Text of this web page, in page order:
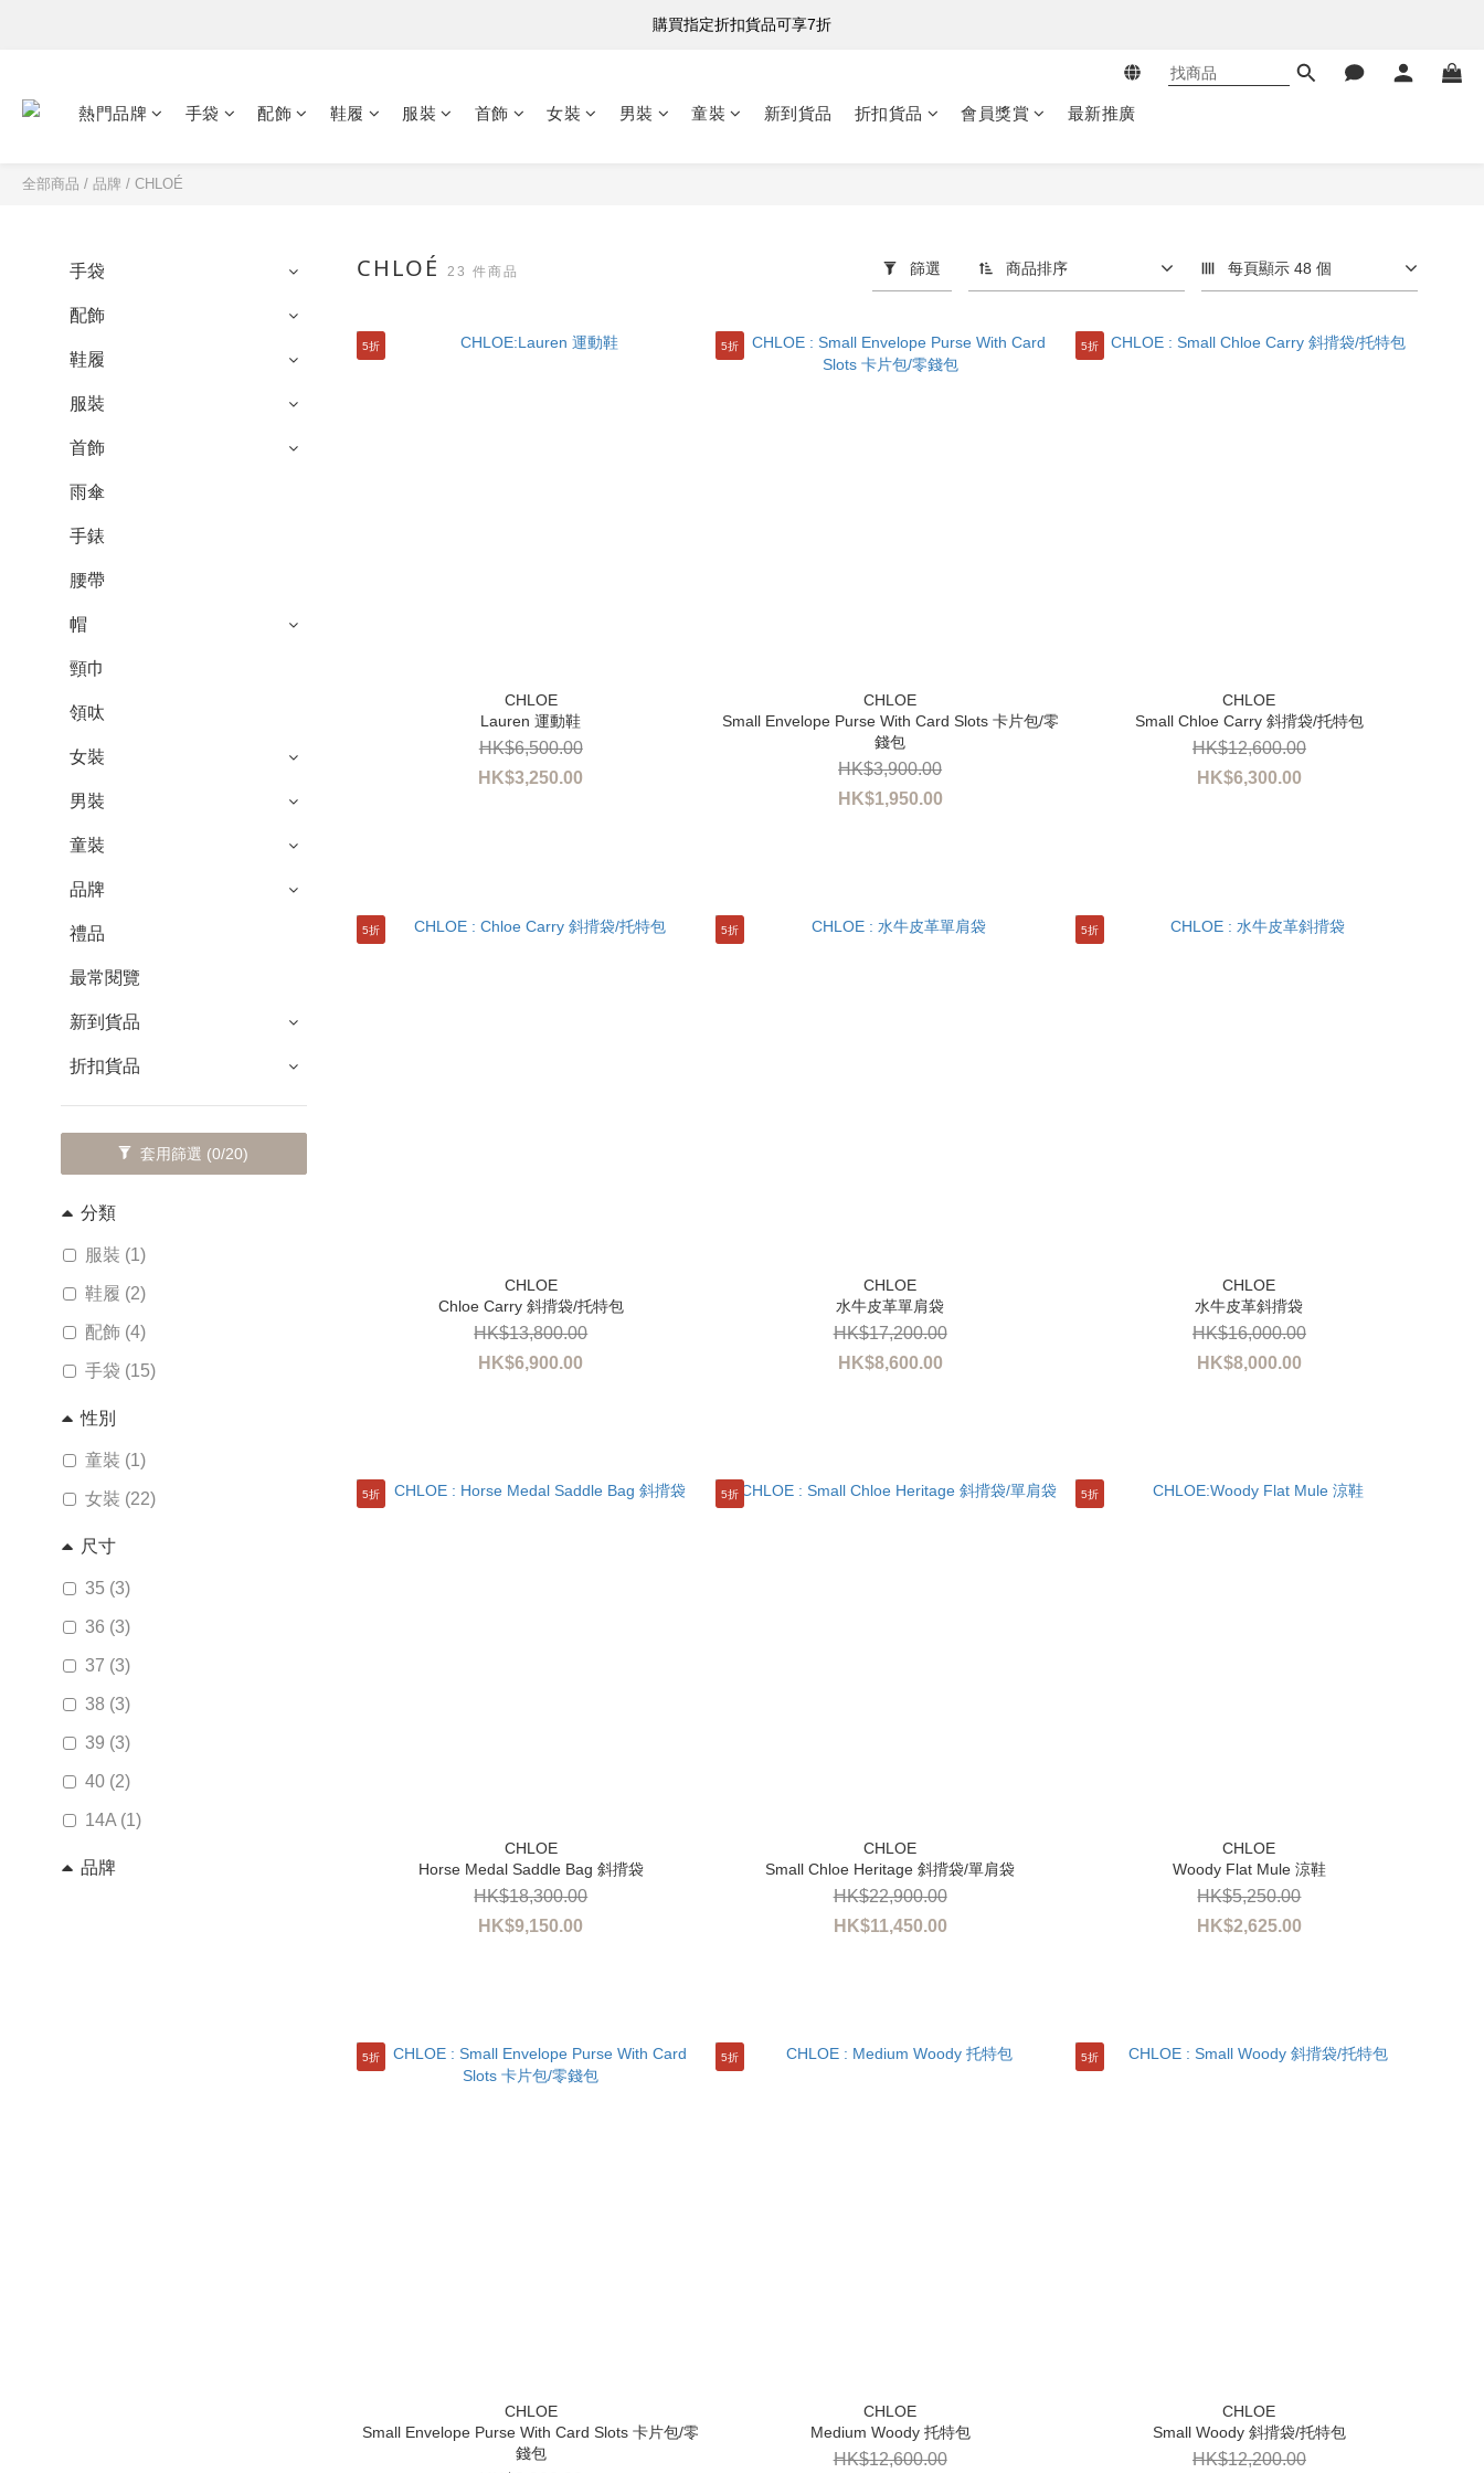
購買指定折扣貨品可享7折
購買指定折扣貨品可享7折
購買指定折扣貨品可享7折
熱門品牌 手袋 配飾 鞋履 服裝 首飾 女裝 男裝 童裝 新到貨品 折扣貨品 會員獎賞 最新推廣
全部商品 / 品牌 / CHLOÉ
手袋
配飾
鞋履
服裝
首飾
雨傘
手錶
腰帶
帽
頸巾
領呔
女裝
男裝
童裝
品牌
禮品
最常閱覽
新到貨品
折扣貨品
套用篩選 (0/20)
分類
服裝 (1)
鞋履 (2)
配飾 (4)
手袋 (15)
性別
童裝 (1)
女裝 (22)
尺寸
35 (3)
36 (3)
37 (3)
38 (3)
39 (3)
40 (2)
14A (1)
品牌
CHLOÉ23 件商品 篩選 商品排序 每頁顯示 48 個
5折
Lauren 運動鞋
HK$3,250.00
HK$6,500.00
5折
Small Envelope Purse With Card Slots 卡片包/零
錢包
HK$1,950.00
HK$3,900.00
5折
Small Chloe Carry 斜揹袋/托特包
HK$6,300.00
HK$12,600.00
5折
Chloe Carry 斜揹袋/托特包
HK$6,900.00
HK$13,800.00
5折
水牛皮革單肩袋
HK$8,600.00
HK$17,200.00
5折
水牛皮革斜揹袋
HK$8,000.00
HK$16,000.00
5折
Horse Medal Saddle Bag 斜揹袋
HK$9,150.00
HK$18,300.00
5折
Small Chloe Heritage 斜揹袋/單肩袋
HK$11,450.00
HK$22,900.00
5折
Woody Flat Mule 涼鞋
HK$2,625.00
HK$5,250.00
5折
Small Envelope Purse With Card Slots 卡片包/零
錢包
5折
Medium Woody 托特包
HK$12,600.00
5折
Small Woody 斜揹袋/托特包
HK$12,200.00